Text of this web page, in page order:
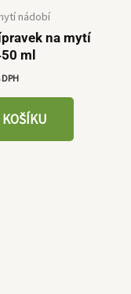
nádobí
na mytí
ml
DPH